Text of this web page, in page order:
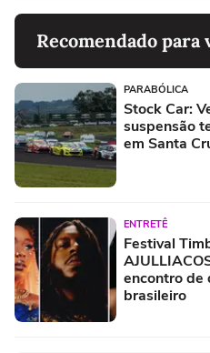
Recomendado para
PARABÓLICA
Stock Car:
suspensão
em Santa
ENTRETÊ
Festival
encontro de
brasileiro